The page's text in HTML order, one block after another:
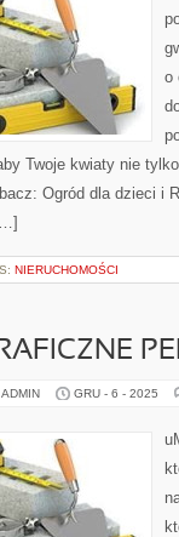
o
Twoje kwiaty nie
Ogród dla dzieci i
NIERUCHOMOŚCI
GRU - 6 - 2025